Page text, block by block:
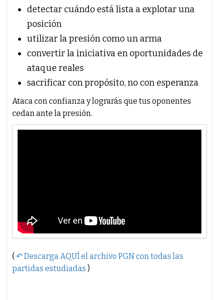
detectar cuándo está lista a explotar una
posición
utilizar la presión como un arma
convertir la iniciativa en oportunidades de
ataque reales
sacrificar con propósito, no con esperanza
Ataca con confianza y lograrás que tus oponentes
cedan ante la presión.
( ↶ Descarga AQUÍ el archivo PGN con todas las
partidas estudiadas )